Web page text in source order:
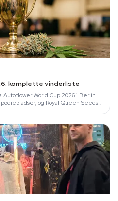
komplette vinderliste
World Cup 2026 i Berlin.
og Royal Queen Seeds